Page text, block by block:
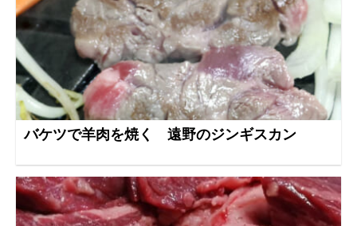
バケツで羊肉を焼く 遠野のジンギスカン